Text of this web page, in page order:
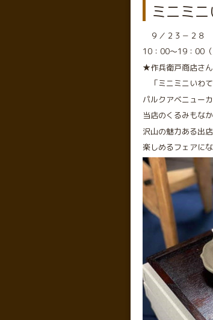
ミニミ
９／２３－２８
10：00～19：00（
★作兵衛戸商店さ
「ミニミニいわ
パルクアベニュ
当店のくるみもな
沢山の魅力ある出
楽しめるフェアに